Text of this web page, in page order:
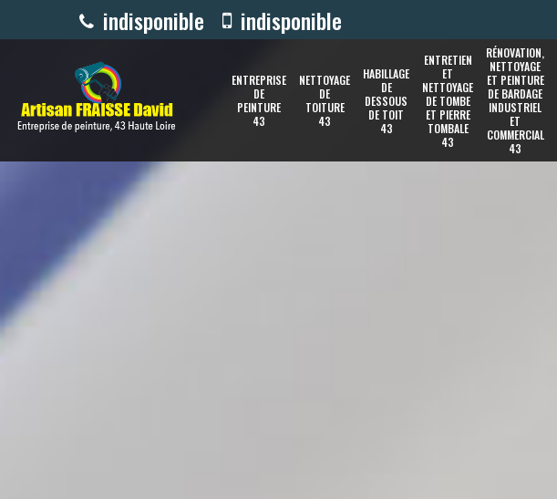
indisponible indisponible
ENTREPRISE
DE
PEINTURE
43
NETTOYAGE
DE
TOITURE
43
HABILLAGE
DE
DESSOUS
DE TOIT
43
ENTRETIEN
ET
NETTOYAGE
DE TOMBE
ET PIERRE
TOMBALE
43
RÉNOVATION,
NETTOYAGE
ET PEINTURE
DE BARDAGE
INDUSTRIEL
ET
COMMERCIAL
43